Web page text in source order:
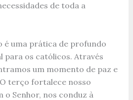
de toda a
é uma prática de profundo
para os católicos. Através
um momento de paz e
terço fortalece nosso
Senhor, nos conduz à